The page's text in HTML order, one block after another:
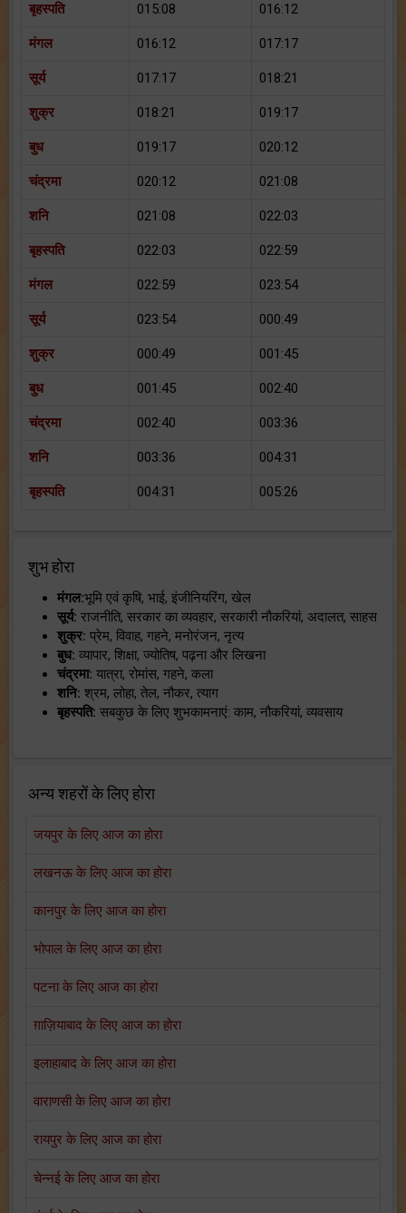
बृहस्पति 015:08 016:12
मंगल 016:12 017:17
सूर्य 017:17 018:21
शुक्र 018:21 019:17
बुध 019:17 020:12
चंद्रमा 020:12 021:08
शनि 021:08 022:03
बृहस्पति 022:03 022:59
मंगल 022:59 023:54
सूर्य 023:54 000:49
शुक्र 000:49 001:45
बुध 001:45 002:40
चंद्रमा 002:40 003:36
शनि 003:36 004:31
बृहस्पति 004:31 005:26
शुभ होरा
मंगल:भूमि एवं कृषि, भाई, इंजीनियरिंग, खेल
सूर्य: राजनीति, सरकार का व्यवहार, सरकारी नौकरियां, अदालत, साहस
शुक्र: प्रेम, विवाह, गहने, मनोरंजन, नृत्य
बुध: व्यापार, शिक्षा, ज्योतिष, पढ़ना और लिखना
चंद्रमा: यात्रा, रोमांस, गहने, कला
शनि: श्रम, लोहा, तेल, नौकर, त्याग
बृहस्पति: सबकुछ के लिए शुभकामनाएं: काम, नौकरियां, व्यवसाय
अन्य शहरों के लिए होरा
जयपुर के लिए आज का होरा
लखनऊ के लिए आज का होरा
कानपुर के लिए आज का होरा
भोपाल के लिए आज का होरा
पटना के लिए आज का होरा
ग़ाज़ियाबाद के लिए आज का होरा
इलाहाबाद के लिए आज का होरा
वाराणसी के लिए आज का होरा
रायपुर के लिए आज का होरा
चेन्नई के लिए आज का होरा